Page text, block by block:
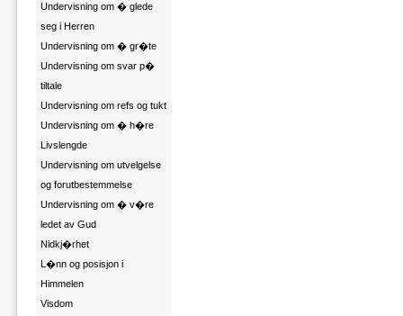
Undervisning om � glede
seg i Herren
Undervisning om � gr�te
Undervisning om svar p�
tiltale
Undervisning om refs og tukt
Undervisning om � h�re
Livslengde
Undervisning om utvelgelse
og forutbestemmelse
Undervisning om � v�re
ledet av Gud
Nidkj�rhet
L�nn og posisjon i
Himmelen
Visdom